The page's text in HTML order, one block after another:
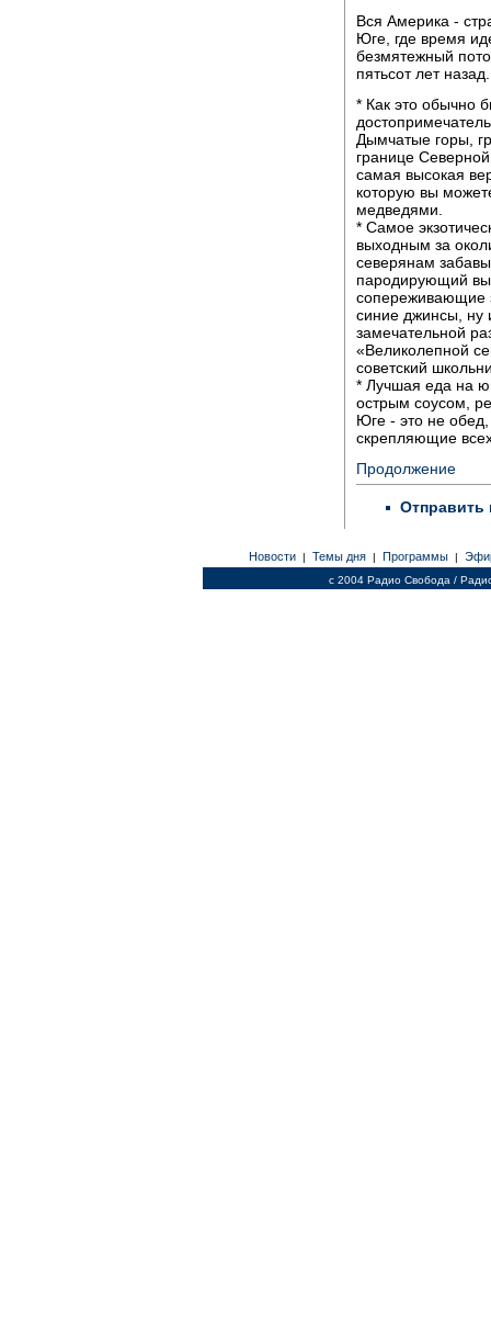
Вся Америка -
Юге, где время
безмятежный
пятьсот лет назад.
* Как это обычно
Дымчатые горы,
границе
самая высокая
которую вы
медведями.
* Самое
выходным за
северянам
пародирующий
сопереживающие
синие джинсы, ну
замечательной
«Великолепной
советский
* Лучшая еда на
острым соусом,
Юге - это не обед,
скрепляющие
Продолжение
Отправить
Новости | Темы дня | Программы |
c 2004 Радио Свобода /